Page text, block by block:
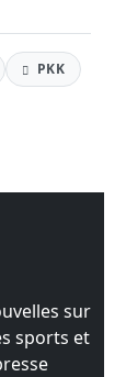
PKK
sur
sports et